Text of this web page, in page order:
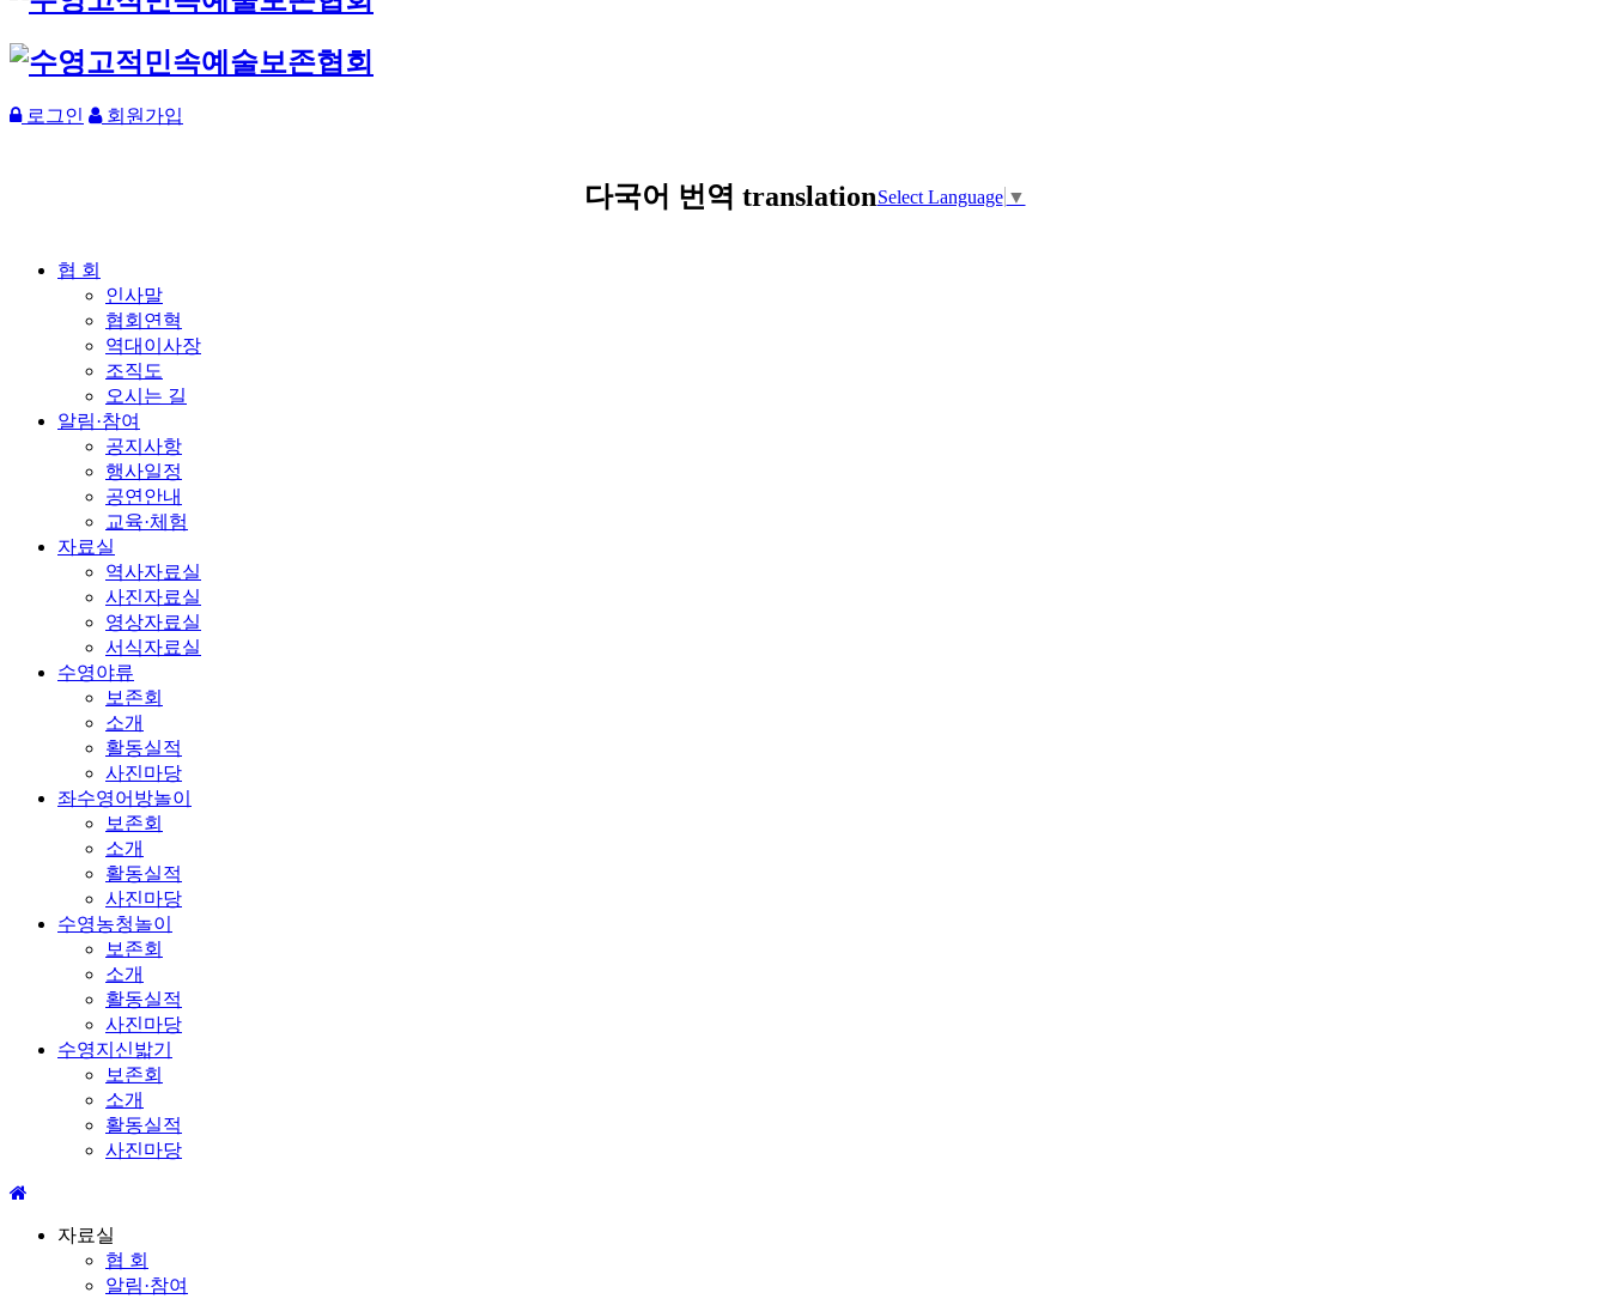
로그인 회원가입
다국어 번역 translationSelect Language ▼
협 회
인사말
협회연혁
역대이사장
조직도
오시는 길
알림·참여
공지사항
행사일정
공연안내
교육·체험
자료실
역사자료실
사진자료실
영상자료실
서식자료실
수영야류
보존회
소개
활동실적
사진마당
좌수영어방놀이
보존회
소개
활동실적
사진마당
수영농청놀이
보존회
소개
활동실적
사진마당
수영지신밟기
보존회
소개
활동실적
사진마당
자료실
협 회
알림·참여